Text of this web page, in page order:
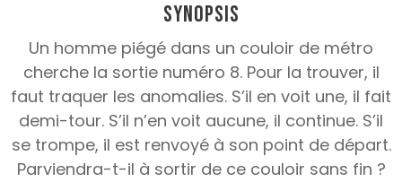
Synopsis
Un homme piégé dans un couloir de métro
cherche la sortie numéro 8. Pour la trouver, il
faut traquer les anomalies. S’il en voit une, il fait
demi-tour. S’il n’en voit aucune, il continue. S’il
se trompe, il est renvoyé à son point de départ.
Parviendra-t-il à sortir de ce couloir sans fin ?